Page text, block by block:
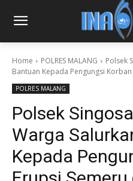
Home POLRES MALANG
Polsek
Bantuan Kepada Pengungsi
POLRES MALANG
Polsek
Warga
Kepada